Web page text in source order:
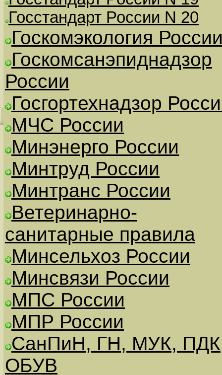
Госстандарт России N 20
Госкомэкология
Госкомсанэпиднадзор
России
Госгортехнадзор
МЧС России
Минэнерго России
Минтруд России
Минтранс России
Ветеринарно-
санитарные правила
Минсельхоз России
Минсвязи России
МПС России
МПР России
СанПиН, ГН, МУК,
ОБУВ